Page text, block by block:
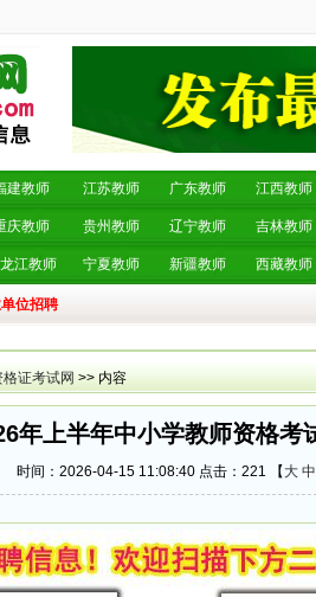
建教师 江苏教师 广东教师 江西教师
庆教师 贵州教师 辽宁教师 吉林教师
江教师 宁夏教师 新疆教师 西藏教师
位招聘
证考试网 >> 内容
年上半年中小学教师资格考
时间：2026-04-15 11:08:40 点击： 221 【 大 中